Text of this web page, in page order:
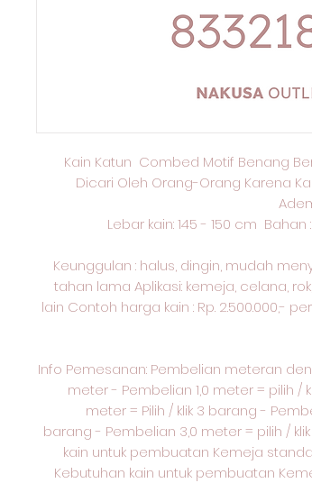
Kain Katun Combed Motif Benang
Dicari Oleh Orang-Orang Karena
Lebar kain: 145 - 150 cm Bahan
Keunggulan : halus, dingin, mudah
tahan lama Aplikasi: kemeja, celana,
lain Contoh harga kain : Rp. 2.500.000,-
Info Pemesanan: Pembelian meteran
meter - Pembelian 1,0 meter = pilih /
meter = Pilih / klik 3 barang -
barang - Pembelian 3,0 meter = pilih /
kain untuk pembuatan Kemeja
Kebutuhan kain untuk pembuatan